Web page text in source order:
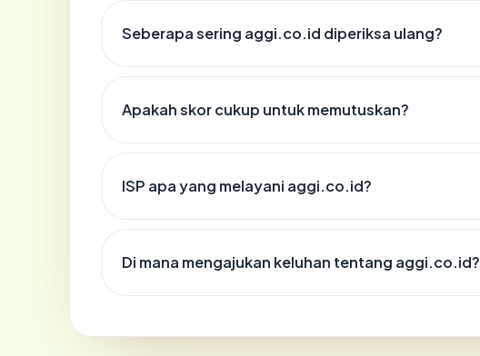
Seberapa sering aggi.co.id diperiksa ulang?
Apakah skor cukup untuk memutuskan?
ISP apa yang melayani aggi.co.id?
Di mana mengajukan keluhan tentang aggi.co.id?